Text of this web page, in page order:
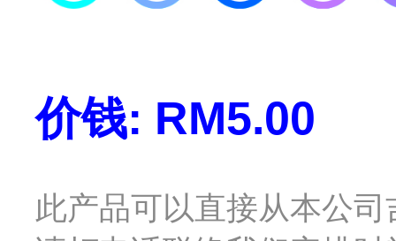
价钱: RM5.00
此产品可以直接从本公